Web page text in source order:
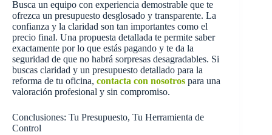
Busca un equipo con experiencia demostrable que te
ofrezca un presupuesto desglosado y transparente. La
confianza y la claridad son tan importantes como el
precio final. Una propuesta detallada te permite saber
exactamente por lo que estás pagando y te da la
seguridad de que no habrá sorpresas desagradables. Si
buscas claridad y un presupuesto detallado para la
reforma de tu oficina, contacta con nosotros para una
valoración profesional y sin compromiso.
Conclusiones: Tu Presupuesto, Tu Herramienta de
Control